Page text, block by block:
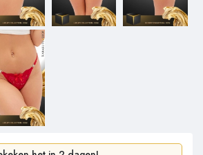
in 24 uur!